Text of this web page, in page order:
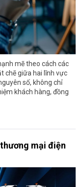
mẽ theo cách các
chẽ giữa hai lĩnh vực
số, không chỉ
khách hàng, đồng
mại điện